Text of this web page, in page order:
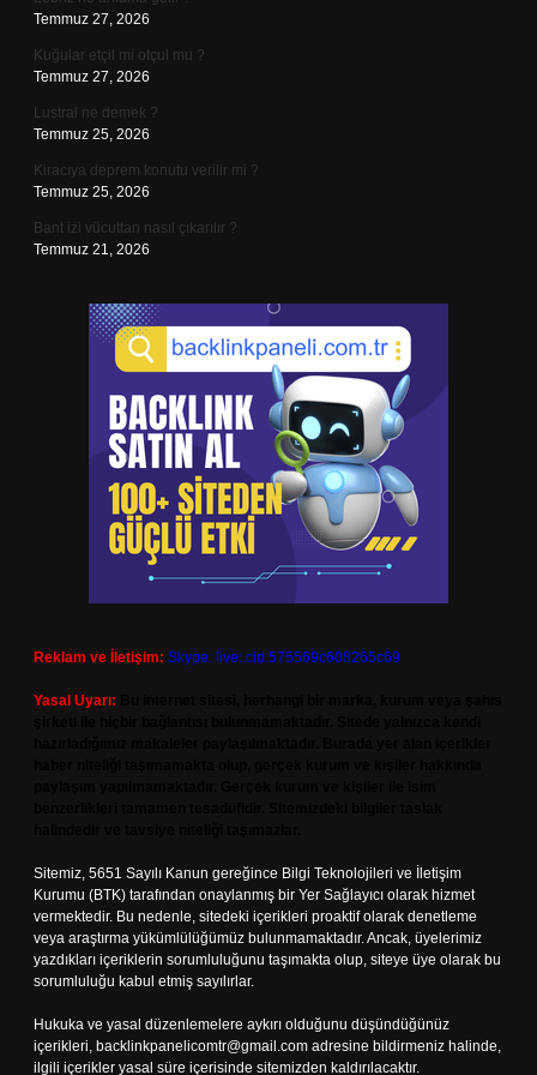
Temmuz 27, 2026
Kuğular etçil mi otçul mu ?
Temmuz 27, 2026
Lustral ne demek ?
Temmuz 25, 2026
Kiracıya deprem konutu verilir mi ?
Temmuz 25, 2026
Bant izi vücuttan nasıl çıkarılır ?
Temmuz 21, 2026
Reklam ve İletişim: Skype: live:.cid.575569c608265c69
Yasal Uyarı:
Sitemiz, 5651 Sayılı Kanun gereğince Bilgi Teknolojileri ve İletişim
Kurumu (BTK) tarafından onaylanmış bir Yer Sağlayıcı olarak hizmet
vermektedir. Bu nedenle, sitedeki içerikleri proaktif olarak denetleme
veya araştırma yükümlülüğümüz bulunmamaktadır. Ancak, üyelerimiz
yazdıkları içeriklerin sorumluluğunu taşımakta olup, siteye üye olarak bu
sorumluluğu kabul etmiş sayılırlar.
Hukuka ve yasal düzenlemelere aykırı olduğunu düşündüğünüz
içerikleri, backlinkpanelicomtr@gmail.com adresine bildirmeniz halinde,
ilgili içerikler yasal süre içerisinde sitemizden kaldırılacaktır.